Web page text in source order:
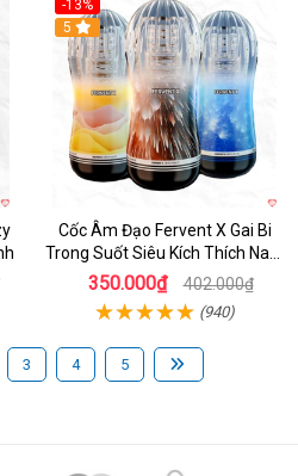
-13%
Hot
5
Cốc Âm Đạo Fervent X Gai Bi
Trong Suốt Siêu Kích Thích Nam
Giới
350.000₫ 402.000₫
(940)
3 4 5